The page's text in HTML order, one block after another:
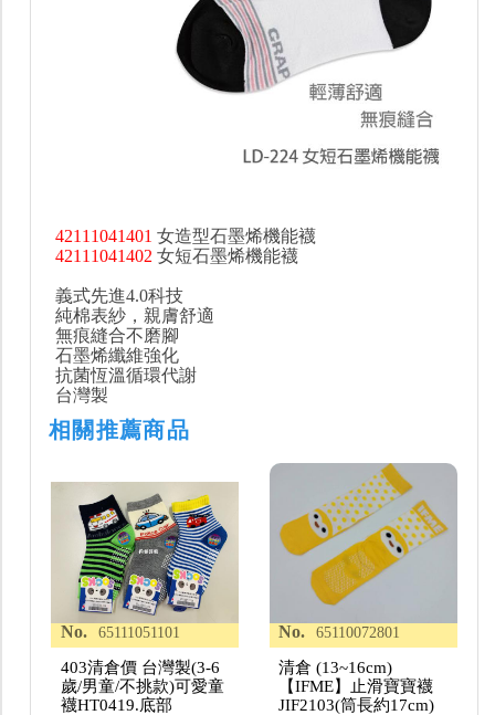
42111041401 女造型石墨烯機能襪
42111041402 女短石墨烯機能襪
義式先進4.0科技
純棉表紗，親膚舒適
無痕縫合不磨腳
石墨烯纖維強化
抗菌恆溫循環代謝
台灣製
相關推薦商品
No. 65111051101
403清倉價 台灣製(3-6
歲/男童/不挑款)可愛童
襪HT0419.底部
No. 65110072801
清倉 (13~16cm)
【IFME】止滑寶寶襪
JIF2103(筒長約17cm)